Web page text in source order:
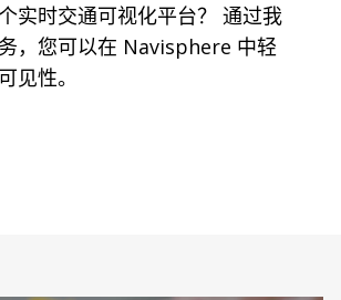
实时交通可视化平台？ 通过我
，您可以在 Navisphere 中轻
见性。